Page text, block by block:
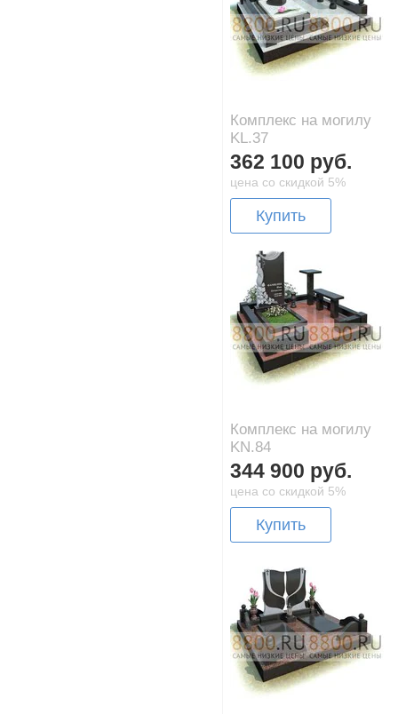
Комплекс на могилу
KL.37
362 100 руб.
цена со скидкой 5%
Купить
Комплекс на могилу
KN.84
344 900 руб.
цена со скидкой 5%
Купить